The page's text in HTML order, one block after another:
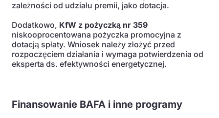
zależności od udziału premii, jako dotacja.
Dodatkowo, KfW z pożyczką nr 359
niskooprocentowana pożyczka promocyjna z
dotacją spłaty. Wniosek należy złożyć przed
rozpoczęciem działania i wymaga potwierdzenia od
eksperta ds. efektywności energetycznej.
Finansowanie BAFA i inne programy